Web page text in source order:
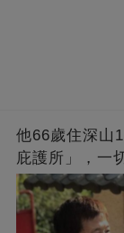
他66歲住深山
庇護所」，一